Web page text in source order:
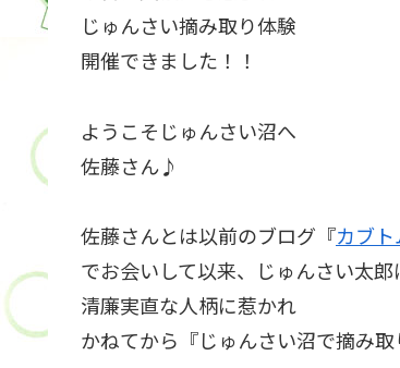
じゅんさい摘み取り体験
開催できました！！
ようこそじゅんさい沼へ
佐藤さん♪
佐藤さんとは以前のブログ『カブト
でお会いして以来、じゅんさい太
清廉実直な人柄に惹かれ
かねてから『じゅんさい沼で摘み